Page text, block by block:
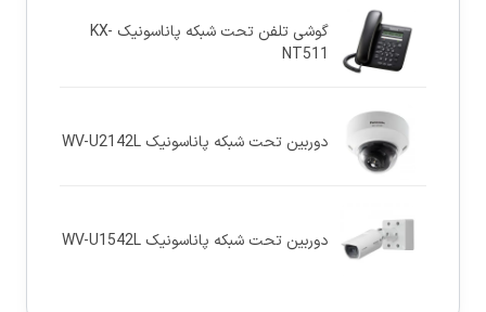
گوشی تلفن تحت شبکه پاناسونیک KX-
NT511
دوربین تحت شبکه پاناسونيک WV-U2142L
دوربین تحت شبکه پاناسونيک WV-U1542L